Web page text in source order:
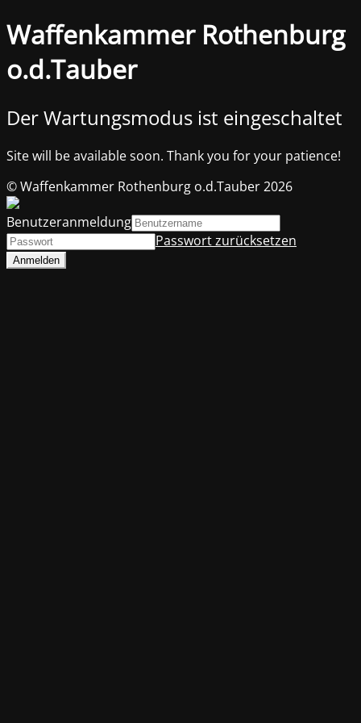
Waffenkammer Rothenburg
o.d.Tauber
Der Wartungsmodus ist eingeschaltet
Site will be available soon. Thank you for your patience!
© Waffenkammer Rothenburg o.d.Tauber 2026
Benutzeranmeldung
Passwort zurücksetzen